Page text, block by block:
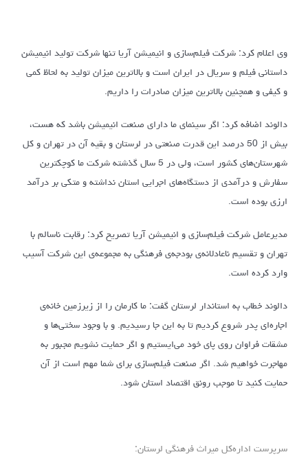
وی اعلام کرد: شرکت فیلم‌سازی و انیمیشن آریا تنها شرکت تولید انیمیشن
داستانی فیلم و سریال در ایران است و بالاترین میزان تولید به لحاظ کمی
و کیفی و همچنین بالاترین میزان صادرات را داریم.
دالوند اضافه کرد: اگر سینمای ما دارای صنعت انیمیشن باشد که هست،
بیش از 50 درصد این قدرت صنعتی در لرستان و بقیه آن در تهران و کل
شهرستان‌های کشور است، ولی در 5 سال گذشته شرکت ما کوچکترین
سفارش و درآمدی از دستگاه‌های اجرایی استان نداشته و متکی بر درآمد
ارزی بوده است.
مدیرعامل شرکت فیلم‌سازی و انیمیشن آریا تصریح کرد: رقابت ناسالم با
تهران و تقسیم ناعادلانه‌ی بودجه‌ی فرهنگی به مجموعه‌ی این شرکت آسیب
وارد کرده است.
دالوند خطاب به استاندار لرستان گفت: ما کارمان را از زیرزمین خانه‌ی
اجاره‌ای پدر شروع کردیم تا به این جا رسیدیم. و با وجود سختی‌ها و
مشقات فراوان روی پای خود می‌ایستیم و اگر حمایت نشویم مجبور به
مهاجرت خواهیم شد. اگر صنعت فیلم‌سازی برای شما مهم است از آن
حمایت کنید تا موجب رونق اقتصاد استان شود.
سرپرست اداره‌کل میراث فرهنگی لرستان: